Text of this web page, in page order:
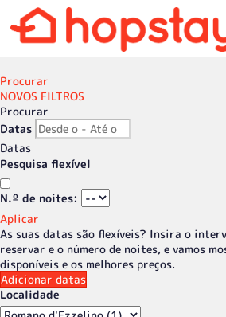
Procurar
NOVOS FILTROS
Procurar
Datas
Datas
Pesquisa flexível
N.º de noites:
Aplicar
As suas datas são flexíveis? Insira o
reservar e o número de noites, e vamos
disponíveis e os melhores preços.
Adicionar datas
Localidade